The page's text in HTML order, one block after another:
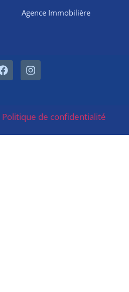
Agence Immobilière
Politique de confidentialité